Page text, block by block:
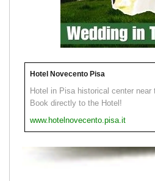
Hotel Novecento Pisa
Hotel in Pisa historical center near
Book directly to the Hotel!
www.hotelnovecento.pisa.it